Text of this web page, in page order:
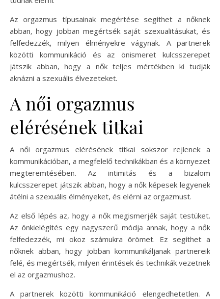
Az orgazmus típusainak megértése segíthet a nőknek
abban, hogy jobban megértsék saját szexualitásukat, és
felfedezzék, milyen élményekre vágynak. A partnerek
közötti kommunikáció és az önismeret kulcsszerepet
játszik abban, hogy a nők teljes mértékben ki tudják
aknázni a szexuális élvezeteket.
A női orgazmus
elérésének titkai
A női orgazmus elérésének titkai sokszor rejlenek a
kommunikációban, a megfelelő technikákban és a környezet
megteremtésében. Az intimitás és a bizalom
kulcsszerepet játszik abban, hogy a nők képesek legyenek
átélni a szexuális élményeket, és elérni az orgazmust.
Az első lépés az, hogy a nők megismerjék saját testüket.
Az önkielégítés egy nagyszerű módja annak, hogy a nők
felfedezzék, mi okoz számukra örömet. Ez segíthet a
nőknek abban, hogy jobban kommunikáljanak partnereik
felé, és megértsék, milyen érintések és technikák vezetnek
el az orgazmushoz.
A partnerek közötti kommunikáció elengedhetetlen. A